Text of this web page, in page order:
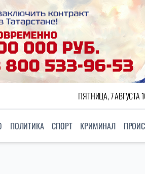
ПЯТНИЦА, 7 АВГУСТА
ПОЛИТИКА СПОРТ КРИМИНАЛ